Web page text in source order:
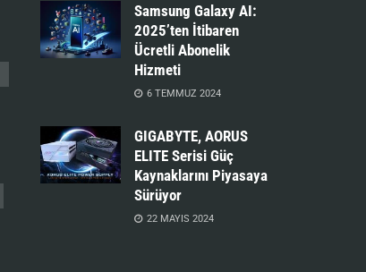
Samsung Galaxy AI:
2025’ten İtibaren
Ücretli Abonelik
Hizmeti
6 TEMMUZ 2024
GIGABYTE, AORUS
ELITE Serisi Güç
Kaynaklarını Piyasaya
Sürüyor
22 MAYIS 2024